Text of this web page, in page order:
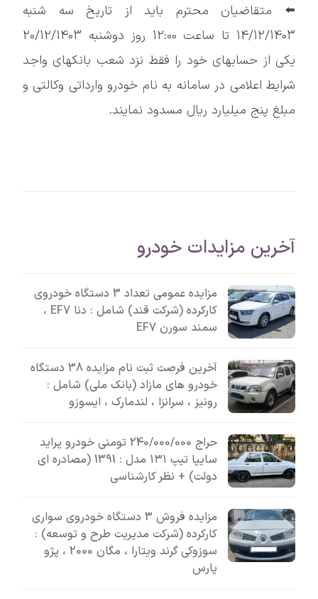
⬅️ متقاضیان محترم باید از تاریخ سه شنبه
14/12/1403 تا ساعت 12:00 روز دوشنبه 20/12/1403
یکی از حسابهای خود را فقط نزد شعب بانکهای واجد
شرایط اعلامی در سامانه به نام خودرو وارداتی وکالتی و
مبلغ پنج میلیارد ریال مسدود نمایند.
آخرین مزایدات خودرو
مزایده عمومی تعداد 3 دستگاه خودروی
کارکرده (شرکت قند) شامل : دنا EF7 ،
سمند سورن EF7
آخرین فرصت ثبت نام مزایده 38 دستگاه
خودرو های مازاد (بانک ملی) شامل :
رونیز ، سرانزا ، لندمارک ، ایسوزو
حراج 240/000/000 تومنی خودرو پراید
سایپا تیپ ۱۳۱ مدل : 1391 (مصادره ای
دولت) + نظر کارشناسی
مزایده فروش 3 دستگاه خودروی سواری
کارکرده (شرکت مدیریت طرح و توسعه) :
سوزوکی گرند ویتارا ، مگان 2000 ، پژو
پارس